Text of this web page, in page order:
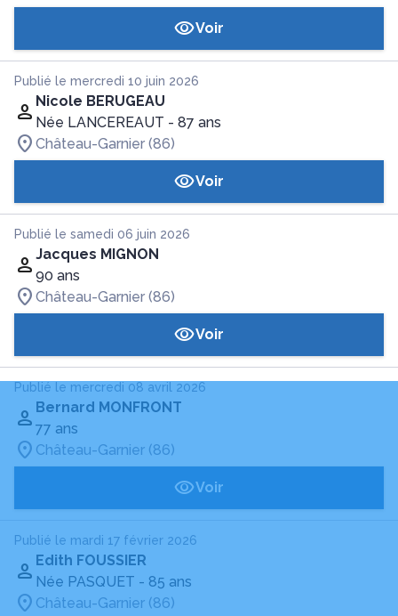
Voir
Publié le mercredi 10 juin 2026
Nicole BERUGEAU
Née LANCEREAUT - 87 ans
Château-Garnier (86)
Voir
Publié le samedi 06 juin 2026
Jacques MIGNON
90 ans
Château-Garnier (86)
Voir
Publié le mercredi 08 avril 2026
Bernard MONFRONT
77 ans
Château-Garnier (86)
Voir
Publié le mardi 17 février 2026
Edith FOUSSIER
Née PASQUET - 85 ans
Château-Garnier (86)